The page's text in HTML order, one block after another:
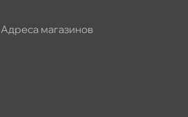
Адреса магазино